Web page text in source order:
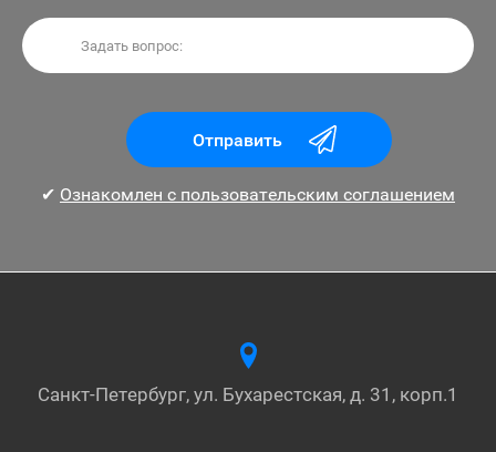
Отправить
✔ Ознакомлен с пользовательским соглашением
Санкт-Петербург, ул. Бухарестская, д. 31, корп.1